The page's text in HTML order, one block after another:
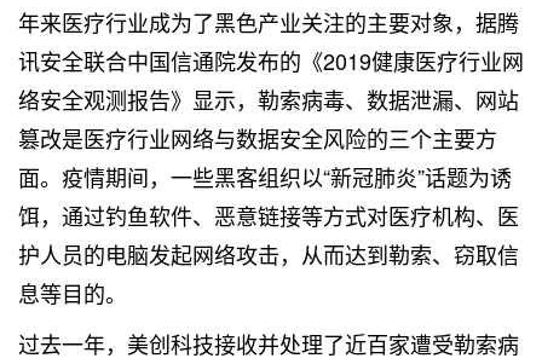
年来医疗行业成为了黑色产业关注的主要对象，据腾
讯安全联合中国信通院发布的《2019健康医疗行业网
络安全观测报告》显示，勒索病毒、数据泄漏、网站
篡改是医疗行业网络与数据安全风险的三个主要方
面。疫情期间，一些黑客组织以“新冠肺炎”话题为诱
饵，通过钓鱼软件、恶意链接等方式对医疗机构、医
护人员的电脑发起网络攻击，从而达到勒索、窃取信
息等目的。
过去一年，美创科技接收并处理了近百家遭受勒索病